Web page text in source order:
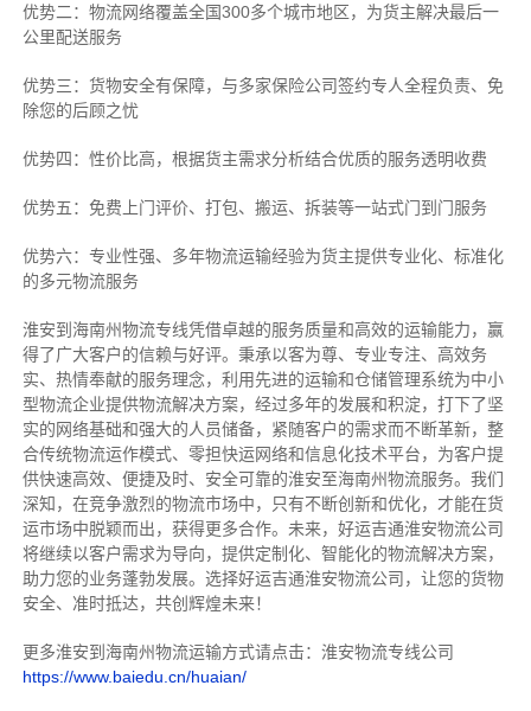
优势二：物流网络覆盖全国300多个城市地区，为货主解决最后一
公里配送服务
优势三：货物安全有保障，与多家保险公司签约专人全程负责、免
除您的后顾之忧
优势四：性价比高，根据货主需求分析结合优质的服务透明收费
优势五：免费上门评价、打包、搬运、拆装等一站式门到门服务
优势六：专业性强、多年物流运输经验为货主提供专业化、标准化
的多元物流服务
淮安到海南州物流专线凭借卓越的服务质量和高效的运输能力，赢
得了广大客户的信赖与好评。 秉承以客为尊、专业专注、高效务
实、热情奉献的服务理念，利用先进的运输和仓储管理系统为中小
型物流企业提供物流解决方案，经过多年的发展和积淀，打下了坚
实的网络基础和强大的人员储备，紧随客户的需求而不断革新，整
合传统物流运作模式、零担快运网络和信息化技术平台，为客户提
供快速高效、便捷及时、安全可靠的淮安至海南州物流服务。 我们
深知，在竞争激烈的物流市场中，只有不断创新和优化，才能在货
运市场中脱颖而出，获得更多合作。 未来，好运吉通淮安物流公司
将继续以客户需求为导向，提供定制化、智能化的物流解决方案，
助力您的业务蓬勃发展。选择好运吉通淮安物流公司，让您的货物
安全、准时抵达，共创辉煌未来！
更多淮安到海南州物流运输方式请点击：淮安物流专线公司
https://www.baiedu.cn/huaian/